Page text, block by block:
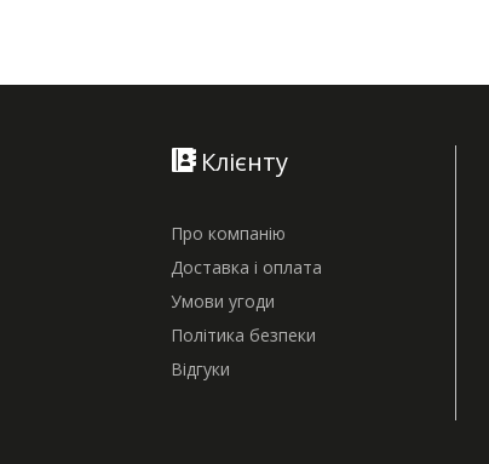
Клієнту
Про компанію
Доставка і оплата
Умови угоди
Політика безпеки
Відгуки